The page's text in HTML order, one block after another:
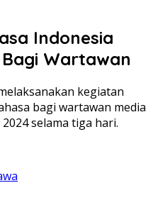
Indonesia
Wartawan
kegiatan
bagi wartawan media
selama tiga hari.